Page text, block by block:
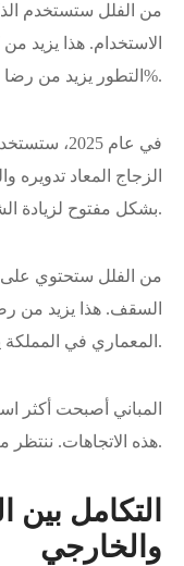
التطور يزيد من رضا العملاء بنسبة تصل إلى 25%.
في عام
بشكل مفتوح لزيادة الشعور بالاتساع.
المعماري في المملكة يتطور بسرعة.
المباني أصبحت أكثر
هذه الاتجاهات. ننتظر مزيداً من التطور في هذا المجال.
التكامل بين
والخارجي